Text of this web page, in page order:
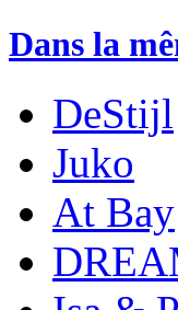
Dans la
DeStijl
Juko
At Bay